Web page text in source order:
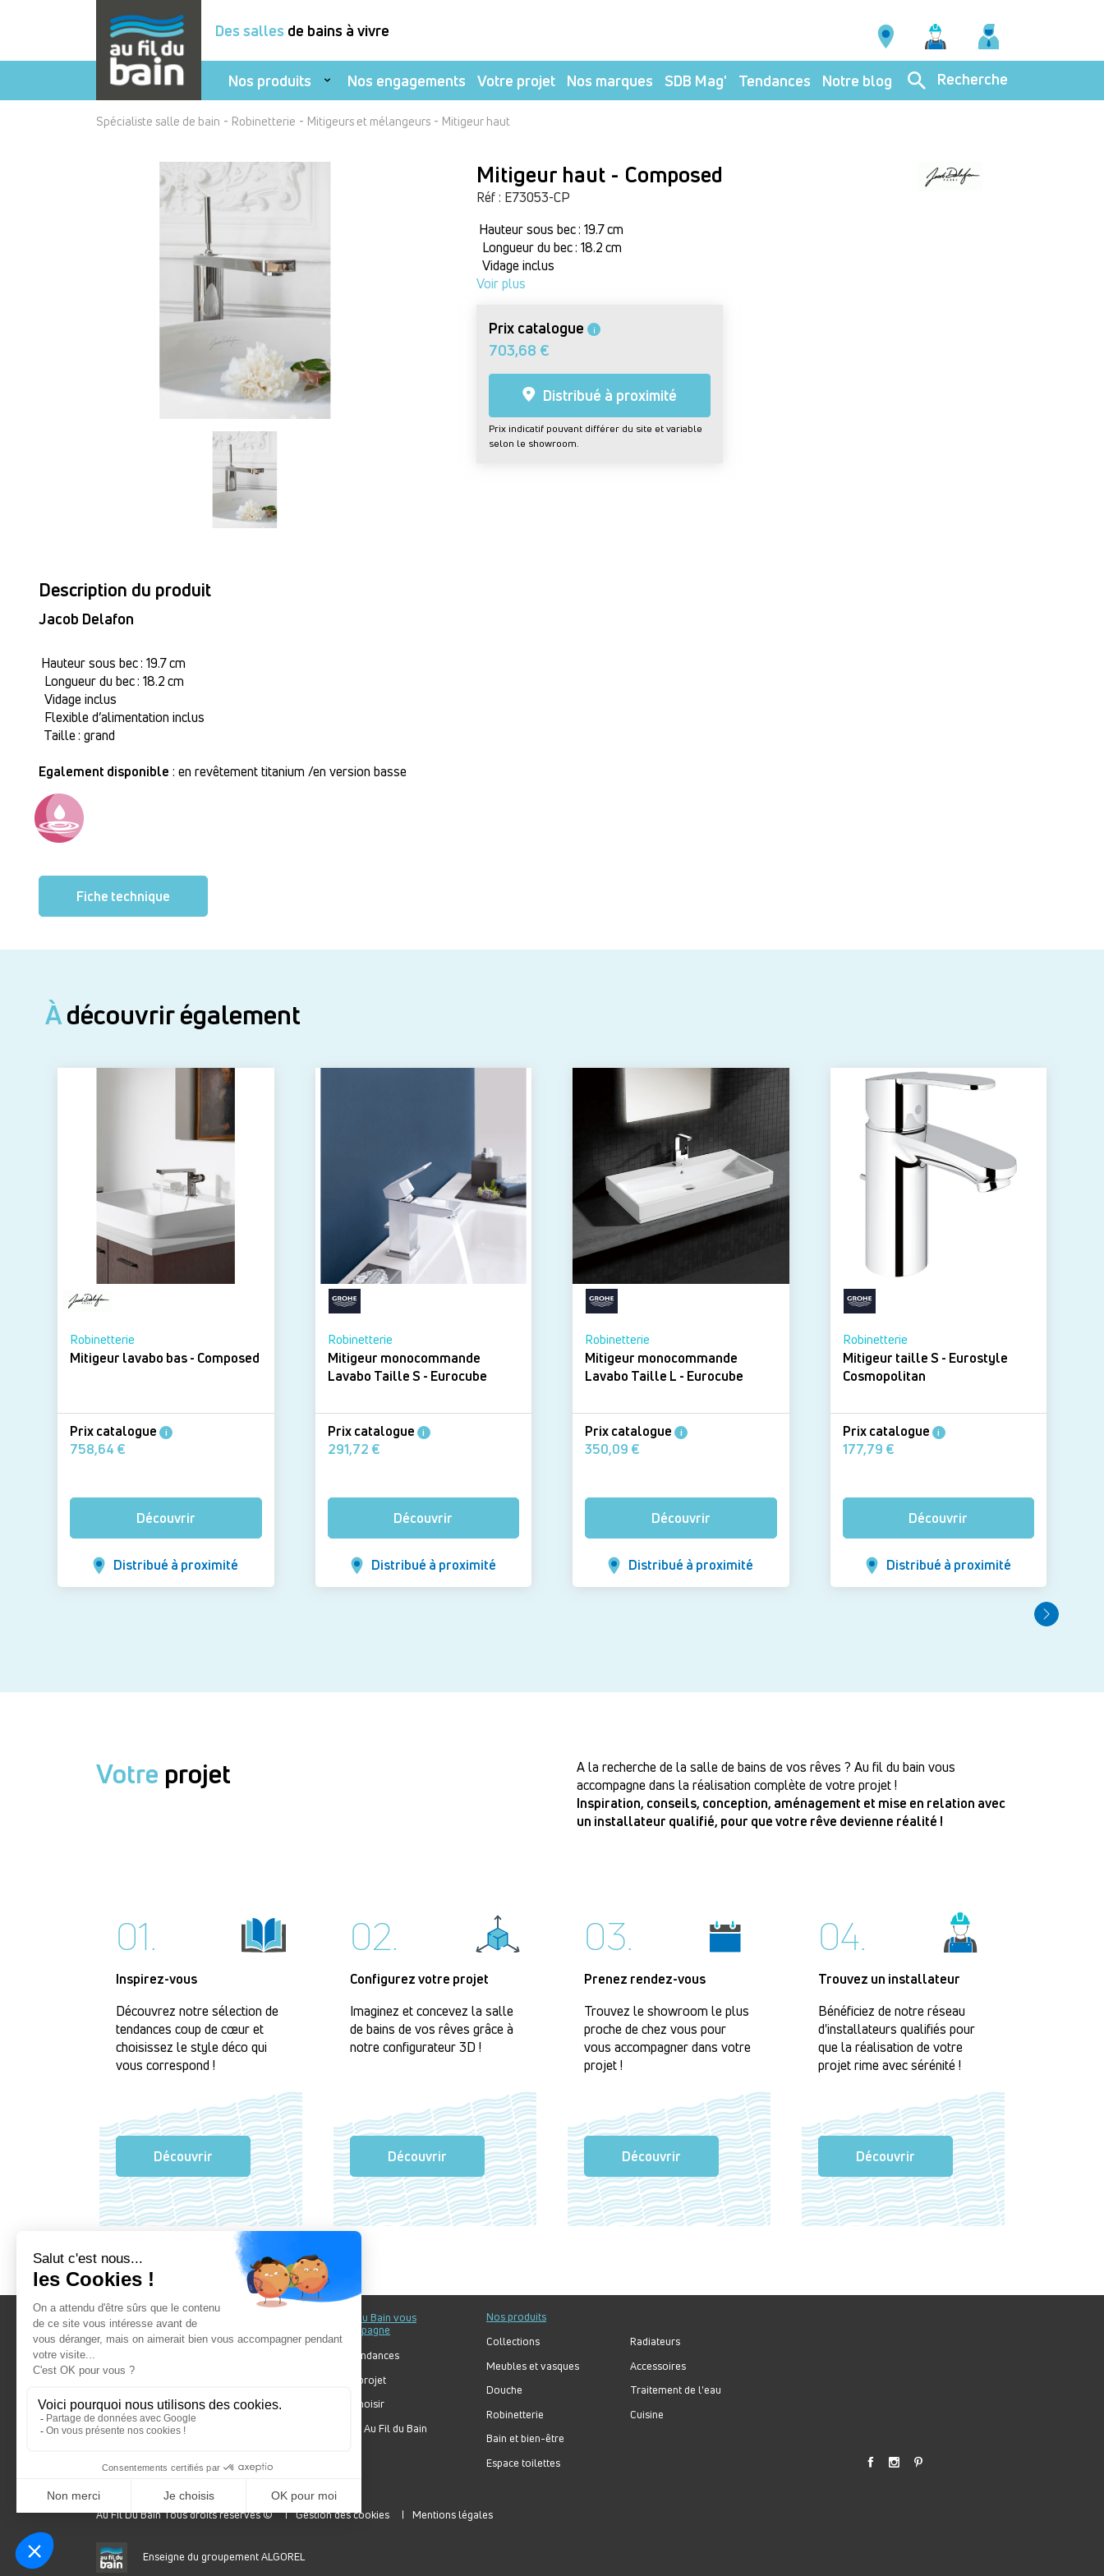
Des salles de bains à vivre
Nos produits Nos engagements Votre projet Nos marques SDB Mag' Tendances Notre blog Recherche
Spécialiste salle de bain - Robinetterie - Mitigeurs et mélangeurs - Mitigeur haut
Mitigeur haut - Composed
Réf : E73053-CP
Hauteur sous bec : 19.7 cm
Longueur du bec : 18.2 cm
Vidage inclus
Voir plus
Prix catalogue i
703,68 €
Distribué à proximité
Prix indicatif pouvant différer du site et variable
selon le showroom.
Description du produit
Jacob Delafon
Hauteur sous bec : 19.7 cm
Longueur du bec : 18.2 cm
Vidage inclus
Flexible d’alimentation inclus
Taille : grand
Egalement disponible : en revêtement titanium /en version basse
Fiche technique
Àdécouvrir également
Robinetterie
Mitigeur lavabo bas - Composed
Prix catalogue i
758,64 €
Découvrir
Distribué à proximité
Robinetterie
Mitigeur monocommande
Lavabo Taille S - Eurocube
Prix catalogue i
291,72 €
Découvrir
Distribué à proximité
Robinetterie
Mitigeur monocommande
Lavabo Taille L - Eurocube
Prix catalogue i
350,09 €
Découvrir
Distribué à proximité
Robinetterie
Mitigeur taille S - Eurostyle
Cosmopolitan
Prix catalogue i
177,79 €
Découvrir
Distribué à proximité
Votre projet
A la recherche de la salle de bains de vos rêves ? Au fil du bain vous
accompagne dans la réalisation complète de votre projet !
Inspiration, conseils, conception, aménagement et mise en relation avec
un installateur qualifié, pour que votre rêve devienne réalité !
01.
Inspirez-vous
Découvrez notre sélection de
tendances coup de cœur et
choisissez le style déco qui
vous correspond !
Découvrir
02.
Configurez votre projet
Imaginez et concevez la salle
de bains de vos rêves grâce à
notre configurateur 3D !
Découvrir
03.
Prenez rendez-vous
Trouvez le showroom le plus
proche de chez vous pour
vous accompagner dans votre
projet !
Découvrir
04.
Trouvez un installateur
Bénéficiez de notre réseau
d'installateurs qualifiés pour
que la réalisation de votre
projet rime avec sérénité !
Découvrir
Au fil du Bain
Nos showrooms
Nos engagements
Algorel
Au fil du Bain vous
accompagne
Nos tendances
Votre projet
Bien choisir
Forum Au Fil du Bain
Nos produits
Collections
Meubles et vasques
Douche
Robinetterie
Bain et bien-être
Espace toilettes
Radiateurs
Accessoires
Traitement de l'eau
Cuisine
Au Fil Du Bain Tous droits réservés © Gestion des cookies Mentions légales
Enseigne du groupement ALGOREL